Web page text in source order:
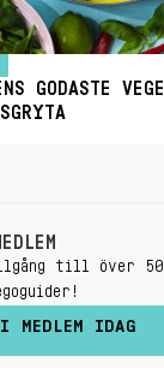
GODASTE
till över
MEDLEM IDAG